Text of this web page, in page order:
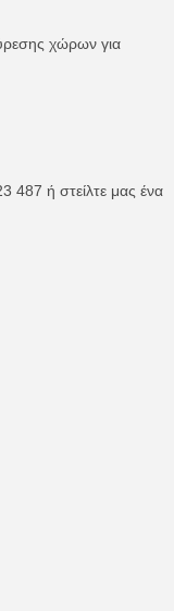
χώρων για
487 ή στείλτε μας ένα